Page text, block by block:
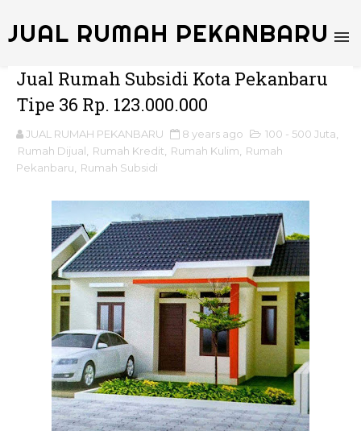
JUAL RUMAH PEKANBARU
Jual Rumah Subsidi Kota Pekanbaru
Tipe 36 Rp. 123.000.000
JUAL RUMAH PEKANBARU 8 years ago 100 - 500 Juta
Rumah Dijual
Rumah Kredit Rumah Kulim
Rumah
Pekanbaru
Rumah Subsidi